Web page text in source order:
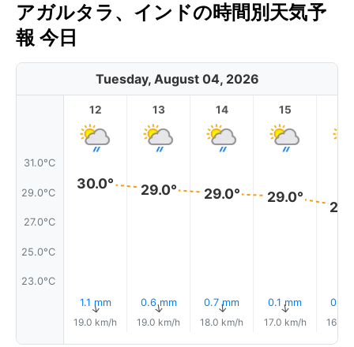
アガルタラ、インドの時間別天気予
報 今日
Tuesday, August 04, 2026
31.0°C
29.0°C
27.0°C
25.0°C
23.0°C
12
30.0°
1.1 mm
↑
19.0 km/h
13
29.0°
0.6 mm
↑
19.0 km/h
14
29.0°
0.7 mm
↑
18.0 km/h
15
29.0°
0.1 mm
↑
17.0 km/h
0.0
16.0